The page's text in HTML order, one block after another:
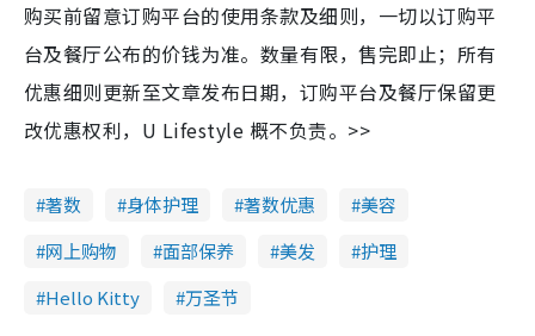
购买前留意订购平台的使用条款及细则，一切以订购平
台及餐厅公布的价钱为准。数量有限，售完即止；所有
优惠细则更新至文章发布日期，订购平台及餐厅保留更
改优惠权利，U Lifestyle 概不负责。>>
著数 身体护理 著数优惠
美容
网上购物
面部保养 美发
护理
Hello Kitty
万圣节